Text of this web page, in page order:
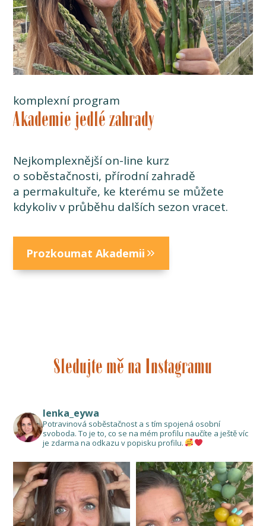
komplexní program
Akademie jedlé zahrady
Nejkomplexnější on-line kurz
o soběstačnosti, přírodní zahradě
a permakultuře, ke kterému se můžete
kdykoliv v průběhu dalších sezon vracet.
Prozkoumat Akademii
Sledujte mě na Instagramu
lenka_eywa
Potravinová soběstačnost a s tím spojená osobní
svoboda. To je to, co se na mém profilu naučíte a ještě víc
je zdarma na odkazu v popisku profilu.